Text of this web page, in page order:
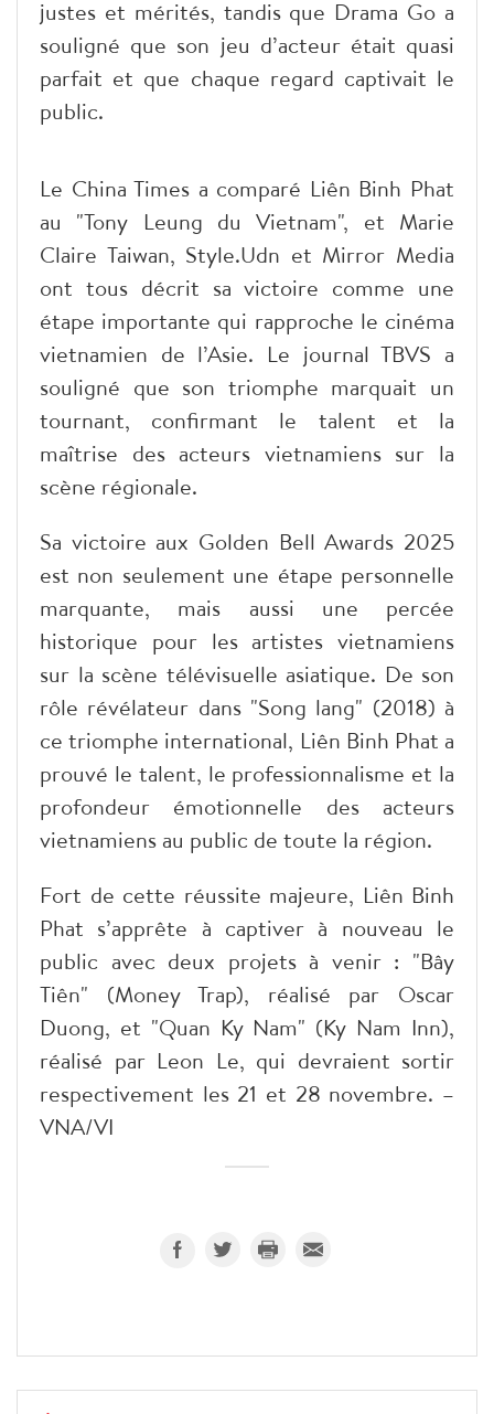
justes et mérités, tandis que Drama Go a
souligné que son jeu d’acteur était quasi
parfait et que chaque regard captivait le
public.
Le China Times a comparé Liên Binh Phat
au "Tony Leung du Vietnam", et Marie
Claire Taiwan, Style.Udn et Mirror Media
ont tous décrit sa victoire comme une
étape importante qui rapproche le cinéma
vietnamien de l’Asie. Le journal TBVS a
souligné que son triomphe marquait un
tournant, confirmant le talent et la
maîtrise des acteurs vietnamiens sur la
scène régionale.
Sa victoire aux Golden Bell Awards 2025
est non seulement une étape personnelle
marquante, mais aussi une percée
historique pour les artistes vietnamiens
sur la scène télévisuelle asiatique. De son
rôle révélateur dans "Song lang" (2018) à
ce triomphe international, Liên Binh Phat a
prouvé le talent, le professionnalisme et la
profondeur émotionnelle des acteurs
vietnamiens au public de toute la région.
Fort de cette réussite majeure, Liên Binh
Phat s’apprête à captiver à nouveau le
public avec deux projets à venir : "Bây
Tiên" (Money Trap), réalisé par Oscar
Duong, et "Quan Ky Nam" (Ky Nam Inn),
réalisé par Leon Le, qui devraient sortir
respectivement les 21 et 28 novembre. –
VNA/VI